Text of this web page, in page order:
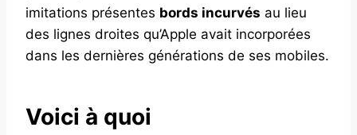
imitations présentes bords incurvés au lieu
des lignes droites qu’Apple avait incorporées
dans les dernières générations de ses mobiles.
Voici à quoi